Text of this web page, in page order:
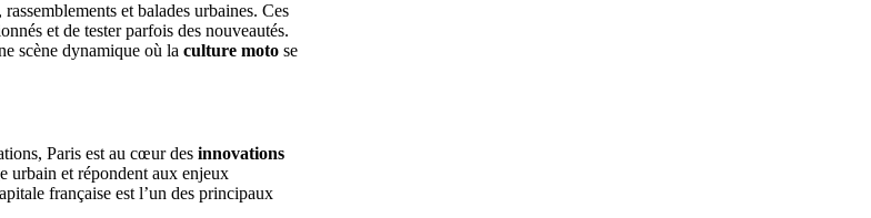
et balades urbaines. Ces
et de tester parfois des nouveautés.
scène dynamique où la culture moto se
Paris est au cœur des innovations
urbain et répondent aux enjeux
française est l’un des principaux